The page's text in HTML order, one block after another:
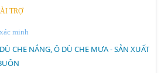
TRỢ
minh
CHE NẮNG, Ô DÙ CHE MƯA - SẢN XUẤT